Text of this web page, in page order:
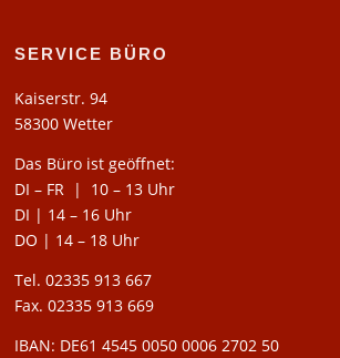
SERVICE BÜRO
Kaiserstr. 94
58300 Wetter
Das Büro ist geöffnet:
DI – FR | 10 – 13 Uhr
DI | 14 – 16 Uhr
DO | 14 – 18 Uhr
Tel. 02335 913 667
Fax. 02335 913 669
IBAN: DE61 4545 0050 0006 2702 50